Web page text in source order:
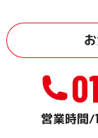
営業時間/